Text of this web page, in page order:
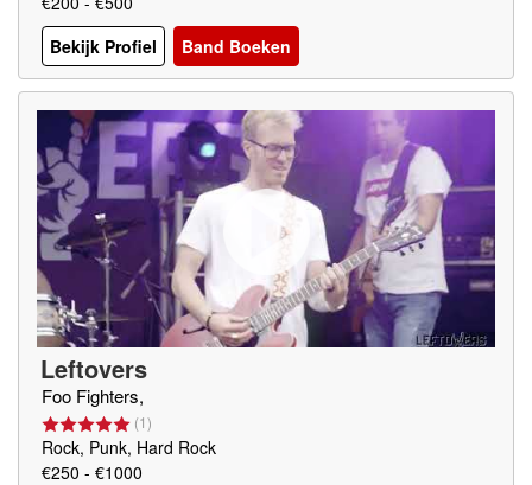
Bekijk Profiel
Band Boeken
Leftovers
Foo Fighters,
(1)
Rock, Punk, Hard Rock
€250 - €1000